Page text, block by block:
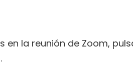
en la reunión de Zoom,